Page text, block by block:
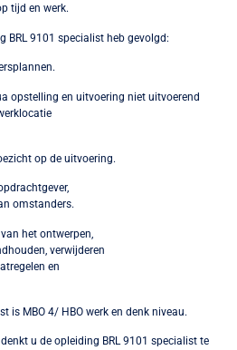
tijd en werk.
BRL 9101 specialist heb gevolgd:
opstelling en uitvoering niet uitvoerend
op de uitvoering.
omstanders.
het ontwerpen,
verwijderen
en
is MBO 4/ HBO werk en denk niveau.
u de opleiding BRL 9101 specialist te